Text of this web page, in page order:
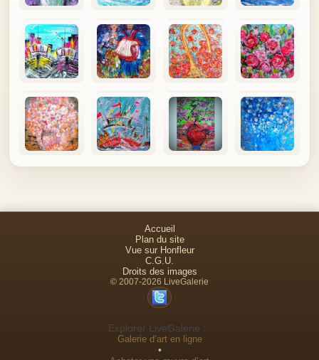
Accueil
Plan du site
Vue sur Honfleur
C.G.U.
Droits des images
© 2007-2026 LiveGalerie
Explorer LiveGalerie :
Galerie d’art en ligne
•